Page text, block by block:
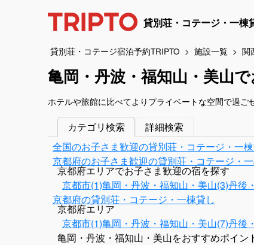
貸別荘・コテージ・一棟
貸別荘・コテージ宿泊予約TRIPTO 施設一覧 関
亀岡・丹波・福知山・美山
ホテルや旅館に比べてよりプライベートな空間で過
カテゴリ検索
詳細検索
全国のお子さま歓迎の貸別荘・コテージ・一
京都府のお子さま歓迎の貸別荘・コテージ・
京都府エリアでお子さま歓迎の宿を探す
京都市(1)亀岡・丹波・福知山・美山(3)丹後
京都府の貸別荘・コテージ・一棟貸し
京都府エリア
京都市(1)亀岡・丹波・福知山・美山(7)丹後
亀岡・丹波・福知山・美山をおすすめポイン